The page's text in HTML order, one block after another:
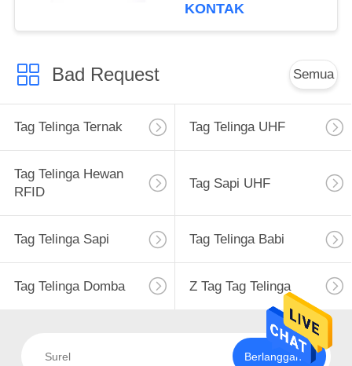
KONTAK
Bad Request Semua
Tag Telinga Ternak Tag Telinga UHF
Tag Telinga Hewan
RFID
Tag Sapi UHF
Tag Telinga Sapi Tag Telinga Babi
Tag Telinga Domba Z Tag Tag Telinga
Berlangganan